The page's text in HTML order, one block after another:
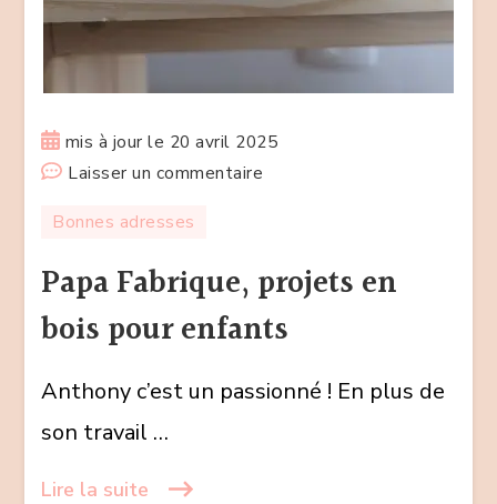
mis à jour le 20 avril 2025
Laisser un commentaire
projets
en
bois
enfants
Bonnes adresses
Papa Fabrique, projets en
bois pour enfants
Anthony c’est un passionné ! En plus de
son travail …
Lire la suite